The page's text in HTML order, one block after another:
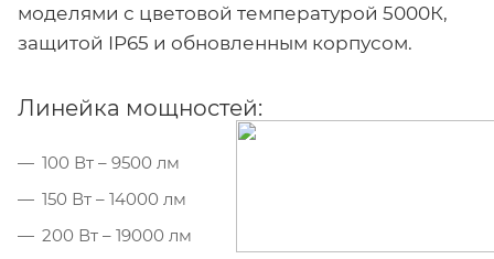
моделями с цветовой температурой 5000К,
защитой IP65 и обновленным корпусом.
Линейка мощностей:
100 Вт – 9500 лм
150 Вт – 14000 лм
200 Вт – 19000 лм